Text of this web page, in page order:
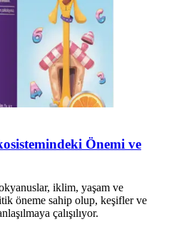
Önemi ve
iklim, yaşam ve
öneme sahip olup, keşifler ve
çalışılıyor.